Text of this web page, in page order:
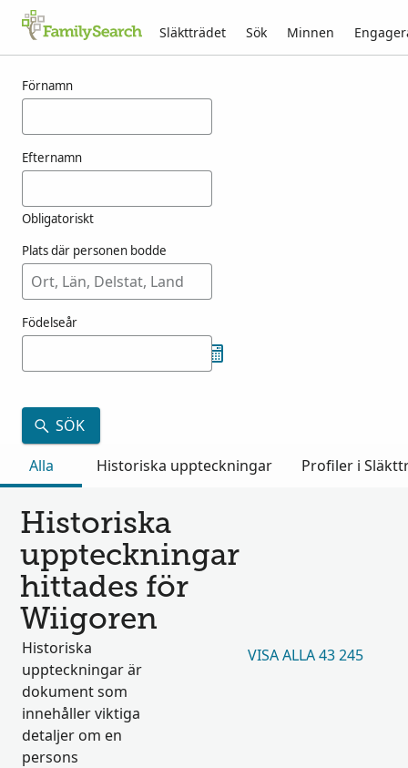
Släktträdet Sök Minnen
Förnamn
Efternamn
Obligatoriskt
Plats där personen bodde
Födelseår
SÖK
Alla
Historiska uppteckningar Profiler i
Historiska
uppteckningar
hittades för
Wiigoren
Historiska
uppteckningar är
dokument som
innehåller viktiga
detaljer om en
persons
VISA ALLA 43 245